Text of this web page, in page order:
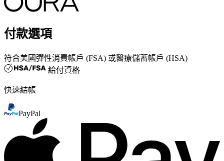
付款選項
符合美國彈性消費帳戶 (FSA) 或醫療儲蓄帳戶 (HSA)
給付資格
快速結帳
PayPal